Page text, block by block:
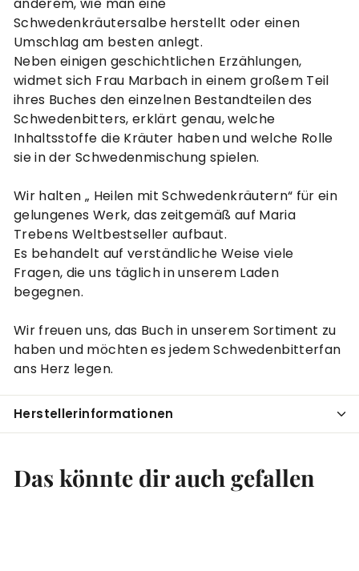
Schwedenkräutersalbe herstellt oder einen
Umschlag am besten anlegt.
Neben einigen geschichtlichen Erzählungen,
widmet sich Frau Marbach in einem großem Teil
ihres Buches den einzelnen Bestandteilen des
Schwedenbitters, erklärt genau, welche
Inhaltsstoffe die Kräuter haben und welche Rolle
sie in der Schwedenmischung spielen.
Wir halten „ Heilen mit Schwedenkräutern“ für ein
gelungenes Werk, das zeitgemäß auf Maria
Trebens Weltbestseller aufbaut.
Es behandelt auf verständliche Weise viele
Fragen, die uns täglich in unserem Laden
begegnen.
Wir freuen uns, das Buch in unserem Sortiment zu
haben und möchten es jedem Schwedenbitterfan
ans Herz legen.
Herstellerinformationen
Das könnte dir auch gefallen